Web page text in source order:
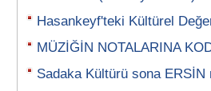
Hasankeyf'teki Kültürel
MÜZİĞİN NOTALARINA
Sadaka Kültürü sona